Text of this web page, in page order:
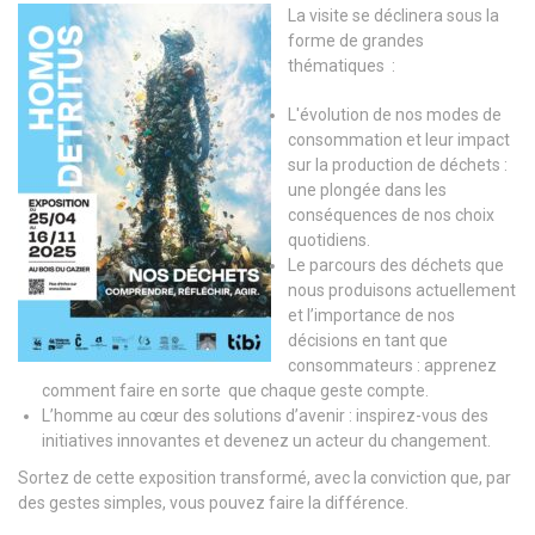
La visite se déclinera sous la
forme de grandes
thématiques :
L'évolution de nos modes de
consommation et leur impact
sur la production de déchets :
une plongée dans les
conséquences de nos choix
quotidiens.
Le parcours des déchets que
nous produisons actuellement
et l’importance de nos
décisions en tant que
consommateurs : apprenez
comment faire en sorte que chaque geste compte.
L’homme au cœur des solutions d’avenir : inspirez-vous des
initiatives innovantes et devenez un acteur du changement.
Sortez de cette exposition transformé, avec la conviction que, par
des gestes simples, vous pouvez faire la différence.